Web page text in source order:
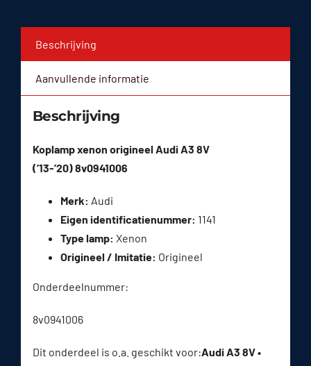
Beschrijving
Aanvullende informatie
Beschrijving
Koplamp xenon origineel Audi A3 8V
(’13-’20) 8v0941006
Merk: Audi
Eigen identificatienummer: 1141
Type lamp: Xenon
Origineel / Imitatie: Origineel
Onderdeelnummer:
8v0941006
Dit onderdeel is o.a. geschikt voor:Audi A3 8V •